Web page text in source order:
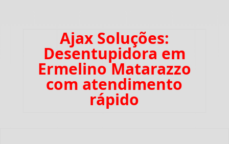
Ajax Soluções:
Desentupidora em
Ermelino Matarazzo
com atendimento
rápido